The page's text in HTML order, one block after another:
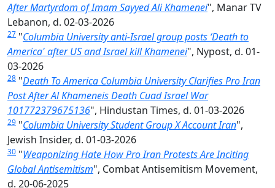
After Martyrdom of Imam Sayyed Ali Khamenei", Manar TV
Lebanon, d. 02-03-2026
27 "Columbia University anti-Israel group posts ‘Death to
America' after US and Israel kill Khamenei", Nypost, d. 01-
03-2026
28 "Death To America Columbia University Clarifies Pro Iran
Post After Al Khameneis Death Cuad Israel War
101772379675136", Hindustan Times, d. 01-03-2026
29 "Columbia University Student Group X Account Iran",
Jewish Insider, d. 01-03-2026
30 "Weaponizing Hate How Pro Iran Protests Are Inciting
Global Antisemitism", Combat Antisemitism Movement,
d. 20-06-2025